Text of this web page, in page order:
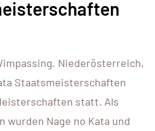
Niederösterreich,
Staatsmeisterschaften
statt. Als
Nage no Kata und